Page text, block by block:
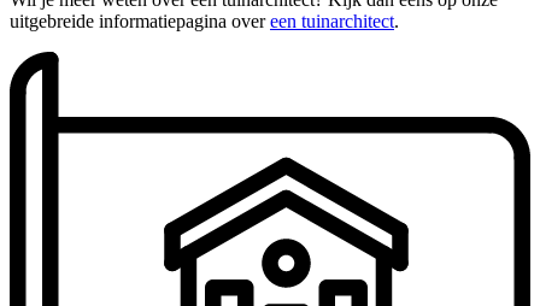
uitgebreide informatiepagina overeen tuinarchitect.